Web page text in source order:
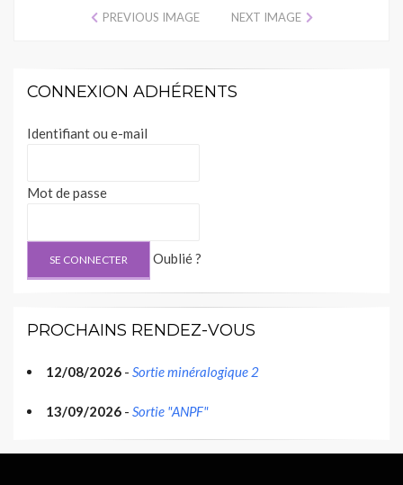
PREVIOUS IMAGE NEXT IMAGE
CONNEXION ADHÉRENTS
Identifiant ou e-mail
Mot de passe
Oublié ?
PROCHAINS RENDEZ-VOUS
12/08/2026 - Sortie minéralogique 2
13/09/2026 - Sortie "ANPF"